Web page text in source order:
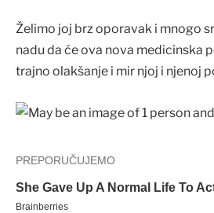
Želimo joj brz oporavak i mnogo
nadu da će ova nova medicinska
trajno olakšanje i mir njoj i njenoj